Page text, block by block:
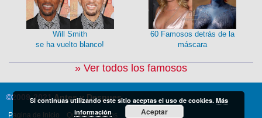
Will Smith
se ha vuelto blanco!
60 Famosos detrás de la
máscara
» Ver todos los famosos
©2009-2021Antes y Despues
Pagina de Inicio Quienes Somos Contacto Feeds
Si continuas utilizando este sitio aceptas el uso de cookies. Más
información
Aceptar